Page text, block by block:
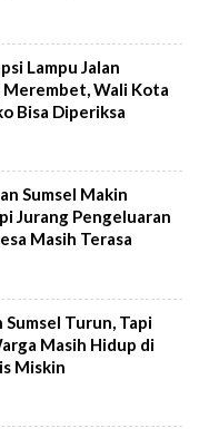
Lampu Jalan
Merembet, Wali Kota
Bisa Diperiksa
Sumsel Makin
Jurang Pengeluaran
Masih Terasa
Sumsel Turun, Tapi
Masih Hidup di
Miskin